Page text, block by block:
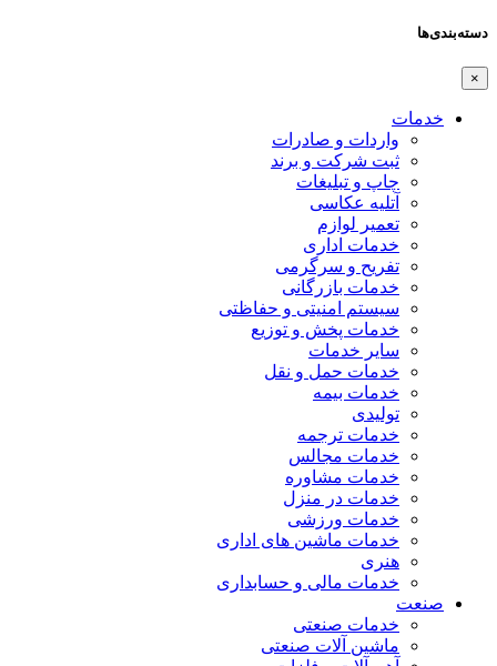
دسته‌بندی‌ها
×
خدمات
واردات و صادرات
ثبت شرکت و برند
چاپ و تبلیغات
آتلیه عکاسی
تعمیر لوازم
خدمات اداری
تفریح و سرگرمی
خدمات بازرگانی
سیستم امنیتی و حفاظتی
خدمات پخش و توزیع
سایر خدمات
خدمات حمل و نقل
خدمات بیمه
تولیدی
خدمات ترجمه
خدمات مجالس
خدمات مشاوره
خدمات در منزل
خدمات ورزشی
خدمات ماشین های اداری
هنری
خدمات مالی و حسابداری
صنعت
خدمات صنعتی
ماشین آلات صنعتی